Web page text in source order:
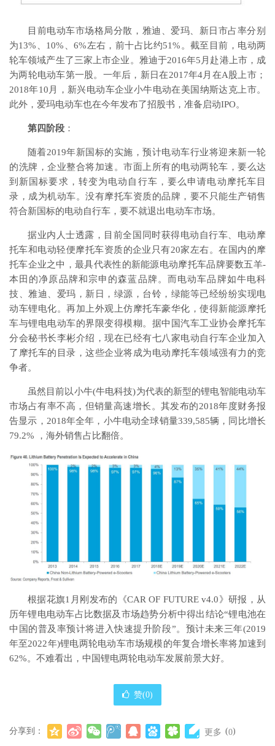
目前电动车市场格局分散，雅迪、爱玛、新日市占率分别
为13%、10%、6%左右，前十占比约51%。截至目前，电动两
轮车领域产生了三家上市企业。雅迪于2016年5月赴港上市，成
为两轮电动车第一股。一年后，新日在2017年4月在A股上市；
2018年10月，新兴电动车企业小牛电动在美国纳斯达克上市。
此外，爱玛电动车也在今年发布了招股书，准备启动IPO。
第四阶段 ：
随着2019年新国标的实施，预计电动车行业将迎来新一轮
的洗牌，企业整合将加速。市面上所有的电动两轮车，要么达
到新国标要求，转变为电动自行车，要么申请电动摩托车目
录，成为机动车。没有摩托车资质的品牌，要不只能生产销售
符合新国标的电动自行车，要不就退出电动车市场。
据业内人士透露，目前全国同时获得电动自行车、电动摩
托车和电动轻便摩托车资质的企业只有20家左右。在国内的摩
托车企业之中，最具代表性的新能源电动摩托车品牌要数五羊-
本田的净原品牌和宗申的森蓝品牌。而电动车品牌如牛电科
技、雅迪、爱玛，新日，绿源，台铃，绿能等已经纷纷实现电
动车锂电化。再加上外观上仿摩托车豪华化，使得新能源摩托
车与锂电电动车的界限变得模糊。据中国汽车工业协会摩托车
分会秘书长李彬介绍，现在已经有七八家电动自行车企业加入
了摩托车的目录，这些企业将成为电动摩托车领域强有力的竞
争者。
虽然目前以小牛(牛电科技)为代表的新型的锂电智能电动车
市场占有率不高，但销量高速增长。其发布的2018年度财务报
告显示，2018年全年，小牛电动全球销量339,585辆，同比增长
79.2% ，海外销售占比翻倍。
根据花旗1月刚发布的《CAR OF FUTURE v4.0》研报，从
历年锂电电动车占比数据及市场趋势分析中得出结论“锂电池在
中国的普及率预计将进入快速提升阶段”。预计未来三年(2019
年至2022年)锂电两轮电动车市场规模的年复合增长率将加速到
62%。不难看出，中国锂电两轮电动车发展前景大好。
赞(0)
分享到： 更多 (0)